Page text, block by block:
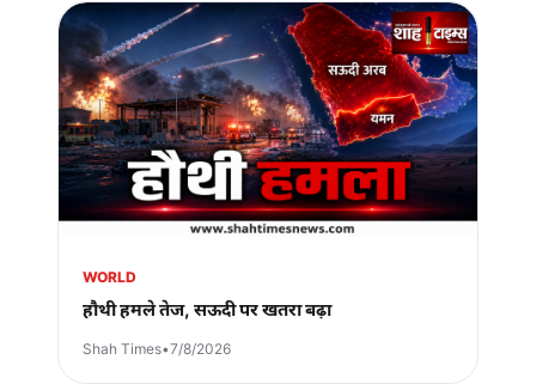
WORLD
हौथी हमले तेज, सऊदी पर खतरा बढ़ा
Shah Times•7/8/2026